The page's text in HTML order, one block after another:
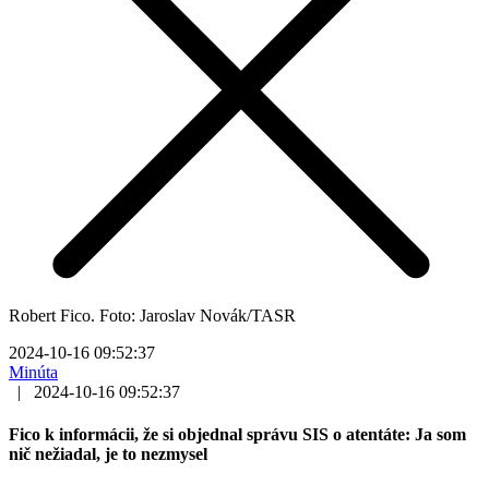
Robert Fico. Foto: Jaroslav Novák/TASR
2024-10-16 09:52:37
Minúta
|
2024-10-16 09:52:37
Fico k informácii, že si objednal správu SIS o atentáte: Ja som
nič nežiadal, je to nezmysel